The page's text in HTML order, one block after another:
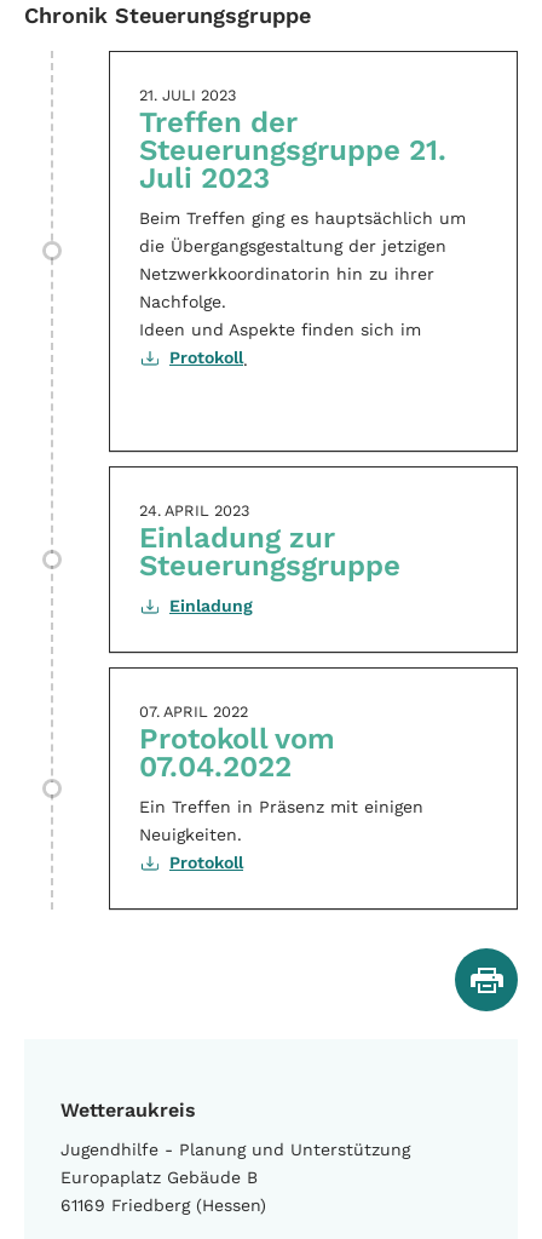
Wetteraukreis
Jugendhilfe - Planung und Unterstützung
Europaplatz Gebäude B
61169 Friedberg (Hessen)
Chronik Steuerungsgruppe
21. JULI 2023
Treffen der
Steuerungsgruppe 21.
Juli 2023
Beim Treffen ging es hauptsächlich um
die Übergangsgestaltung der jetzigen
Netzwerkkoordinatorin hin zu ihrer
Nachfolge.
Ideen und Aspekte finden sich im
Protokoll.
24. APRIL 2023
Einladung zur
Steuerungsgruppe
Einladung
07. APRIL 2022
Protokoll vom
07.04.2022
Ein Treffen in Präsenz mit einigen
Neuigkeiten.
Protokoll